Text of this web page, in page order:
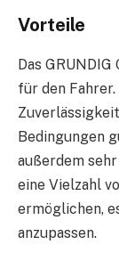
Vorteile
Das
für den
Bedingungen
außerdem
eine Vielzahl
ermöglichen,
anzupassen.